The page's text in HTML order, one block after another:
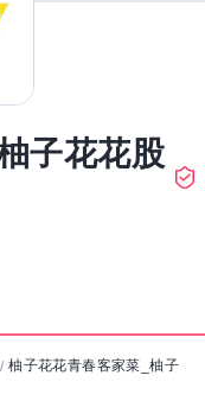
子花花股
/ 柚子花花青春客家菜_柚子